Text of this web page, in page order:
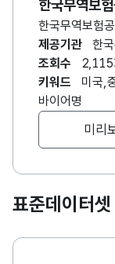
한국무역보
한국무역보험
제공기관
한
조회수
2,115
키워드
미국,
바이어명
미리
표준데이터셋